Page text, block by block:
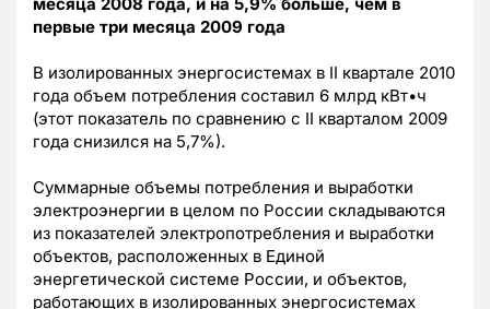
месяца 2008 года, и на 5,9% больше, чем в
первые три месяца 2009 года
В изолированных энергосистемах в II квартале 2010
года объем потребления составил 6 млрд кВт•ч
(этот показатель по сравнению с II кварталом 2009
года снизился на 5,7%).
Суммарные объемы потребления и выработки
электроэнергии в целом по России складываются
из показателей электропотребления и выработки
объектов, расположенных в Единой
энергетической системе России, и объектов,
работающих в изолированных энергосистемах